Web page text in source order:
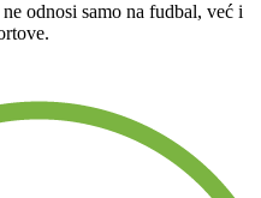
odnosi samo na fudbal, već i